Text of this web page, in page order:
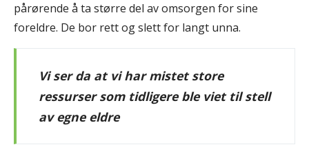
pårørende å ta større del av omsorgen for sine
foreldre. De bor rett og slett for langt unna.
Vi ser da at vi har mistet store
ressurser som tidligere ble viet til stell
av egne eldre